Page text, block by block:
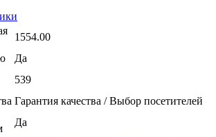
1554.00
Да
539
Гарантия качества / Выбор посетителей
Да